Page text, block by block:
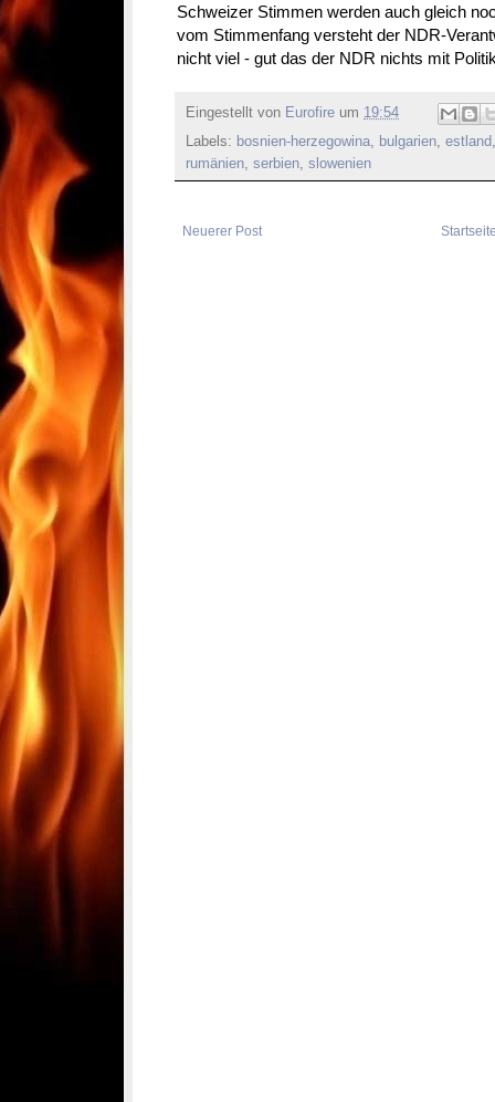
Schweizer Stimmen werden auch gleich
vom Stimmenfang versteht der NDR-
nicht viel - gut das der NDR nichts mit
Eingestellt von Eurofire um 19:54
Labels: bosnien-herzegowina, bulgarien, estland
rumänien, serbien, slowenien
Neuerer Post